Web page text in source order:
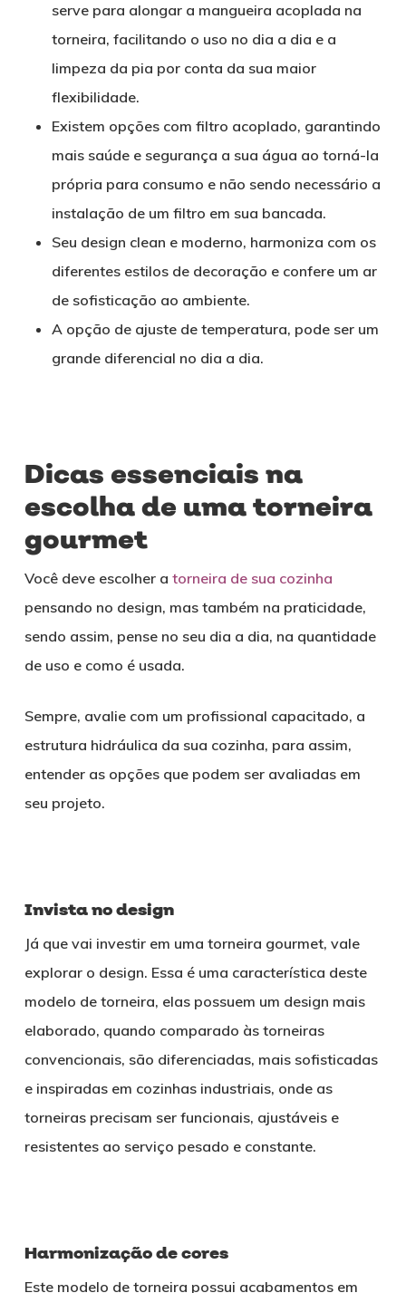
serve para alongar a mangueira acoplada na
torneira, facilitando o uso no dia a dia e a
limpeza da pia por conta da sua maior
flexibilidade.
Existem opções com filtro acoplado, garantindo
mais saúde e segurança a sua água ao torná-la
própria para consumo e não sendo necessário a
instalação de um filtro em sua bancada.
Seu design clean e moderno, harmoniza com os
diferentes estilos de decoração e confere um ar
de sofisticação ao ambiente.
A opção de ajuste de temperatura, pode ser um
grande diferencial no dia a dia.
Dicas essenciais na
escolha de uma torneira
gourmet
Você deve escolher a torneira de sua cozinha
pensando no design, mas também na praticidade,
sendo assim, pense no seu dia a dia, na quantidade
de uso e como é usada.
Sempre, avalie com um profissional capacitado, a
estrutura hidráulica da sua cozinha, para assim,
entender as opções que podem ser avaliadas em
seu projeto.
Invista no design
Já que vai investir em uma torneira gourmet, vale
explorar o design. Essa é uma característica deste
modelo de torneira, elas possuem um design mais
elaborado, quando comparado às torneiras
convencionais, são diferenciadas, mais sofisticadas
e inspiradas em cozinhas industriais, onde as
torneiras precisam ser funcionais, ajustáveis e
resistentes ao serviço pesado e constante.
Harmonização de cores
Este modelo de torneira possui acabamentos em